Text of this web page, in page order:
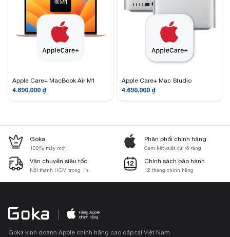
Apple Care+ MacBook Air M1
4.690.000 ₫
Apple Care+ Mac Studio
4.690.000 ₫
Goka
100% máy mới
Phân phối chính hãng
Cam kết xuất xứ rõ ràng
Vận chuyển siêu tốc
Nội thành HCM trong 1h
Chính sách bảo hành
12 tháng chính hãng
Goka kinh doanh Apple chính hãng cao cấp tại Việt Nam